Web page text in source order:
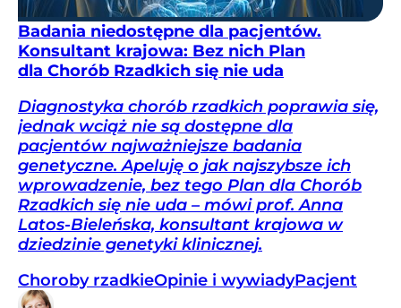
Badania niedostępne dla pacjentów.
Konsultant krajowa: Bez nich Plan
dla Chorób Rzadkich się nie uda
Diagnostyka chorób rzadkich poprawia się,
jednak wciąż nie są dostępne dla
pacjentów najważniejsze badania
genetyczne. Apeluję o jak najszybsze ich
wprowadzenie, bez tego Plan dla Chorób
Rzadkich się nie uda – mówi prof. Anna
Latos-Bieleńska, konsultant krajowa w
dziedzinie genetyki klinicznej.
Choroby rzadkieOpinie i wywiadyPacjent